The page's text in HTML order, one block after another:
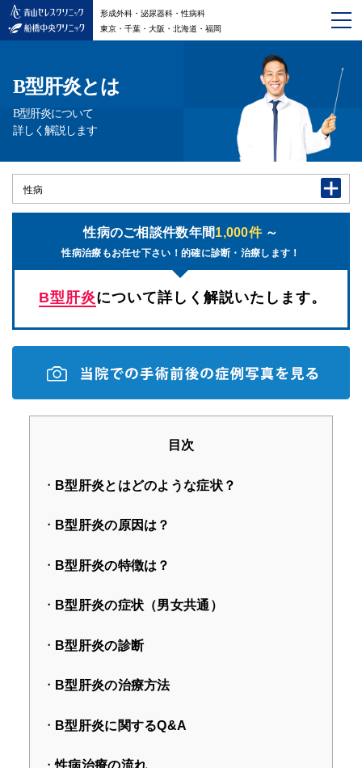
形成外科・泌尿器科・性病科
東京・千葉・大阪・北海道・福岡
B型肝炎とは
B型肝炎について
詳しく解説します
性病
性病のご相談件数年間1,000件～
性病治療もお任せ下さい！的確に診断・治療します！
B型肝炎について詳しく解説いたします。
目次
B型肝炎とはどのような症状？
B型肝炎の原因は？
B型肝炎の特徴は？
B型肝炎の症状（男女共通）
B型肝炎の診断
B型肝炎の治療方法
B型肝炎に関するQ&A